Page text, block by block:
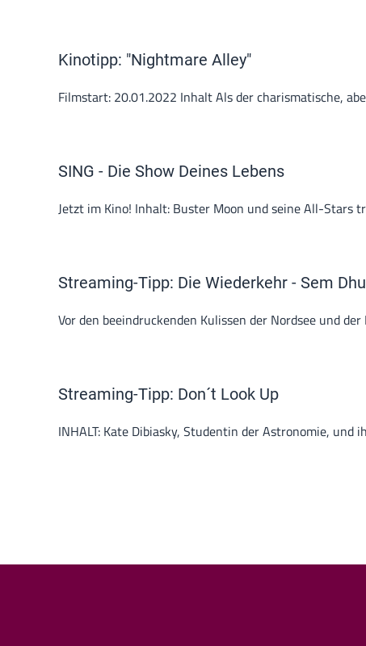
Kinotipp: "Nightmare Alley"
Filmstart: 20.01.2022 Inhalt Als der charismatische,
SING - Die Show Deines Lebens
Jetzt im Kino! Inhalt: Buster Moon und seine All-Stars
Streaming-Tipp: Die Wiederkehr - Sem
Vor den beeindruckenden Kulissen der Nordsee und
Streaming-Tipp: Don´t Look Up
INHALT: Kate Dibiasky, Studentin der Astronomie, und